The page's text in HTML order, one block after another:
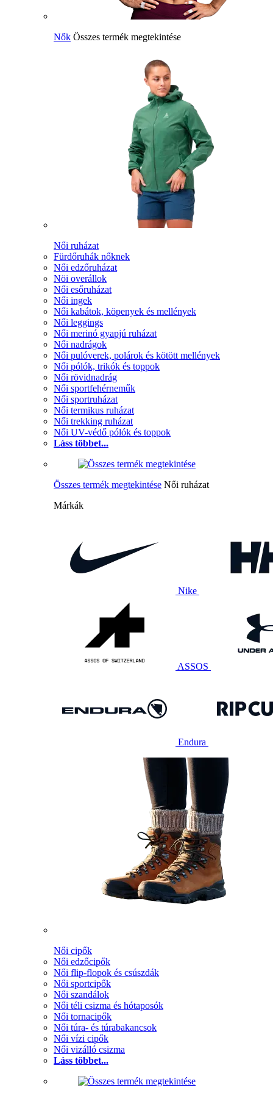
Nők Összes termék megtekintése
Női ruházat
Fürdőruhák nőknek
Női edzőruházat
Nöi overállok
Női esőruházat
Női ingek
Női kabátok, köpenyek és mellények
Női leggings
Női merinó gyapjú ruházat
Női nadrágok
Női pulóverek, polárok és kötött mellények
Női pólók, trikók és toppok
Női rövidnadrág
Női sportfehérneműk
Női sportruházat
Női termikus ruházat
Női trekking ruházat
Női UV-védő pólók és toppok
Láss többet...
Összes termék megtekintése Női ruházat
Márkák
Nike
ASSOS
Endura
Női cipők
Női edzőcipők
Női flip-flopok és csúszdák
Női sportcipők
Női szandálok
Női téli csizma és hótaposók
Női tornacipők
Női túra- és túrabakancsok
Női vízi cipők
Női vizálló csizma
Láss többet...